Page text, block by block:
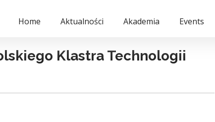
Home Aktualności Akademia Events
Klastra Technologii